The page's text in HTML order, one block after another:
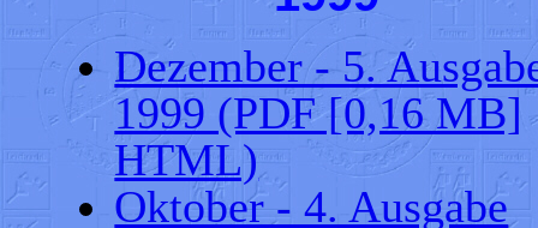
Dezember - 5.
1999 (PDF [0,16 MB]
HTML)
Oktober - 4. Ausgabe